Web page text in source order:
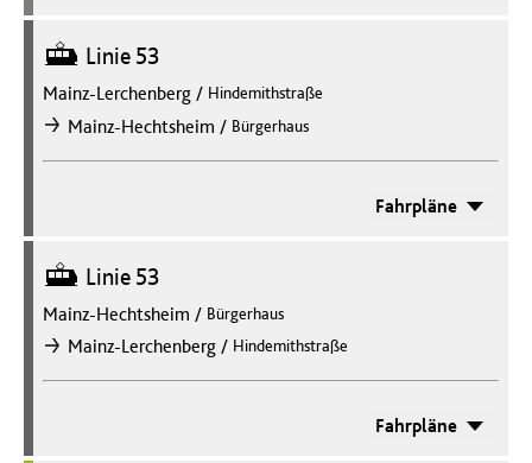
Straßenbahn
Linie 53
Mainz-Lerchenberg / Hindemithstraße
nachMainz-Hechtsheim / Bürgerhaus
Fahrpläne
Straßenbahn
Linie 53
Mainz-Hechtsheim / Bürgerhaus
nachMainz-Lerchenberg / Hindemithstraße
Fahrpläne